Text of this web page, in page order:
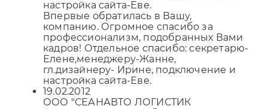
настройка сайта-Еве.
Впервые обратилась в Вашу,
компанию. Огромное спасибо за
профессионализм, подобранных Вами
кадров! Отдельное спасибо: секретарю-
Елене,менеджеру-Жанне,
гл.дизайнеру- Ирине, подключение и
настройка сайта-Еве.
19.02.2012
ООО "СЕАНАВТО ЛОГИСТИК